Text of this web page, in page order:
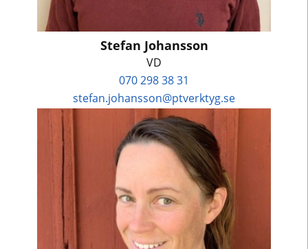
Stefan Johansson
VD
070 298 38 31
stefan.johansson@ptverktyg.se